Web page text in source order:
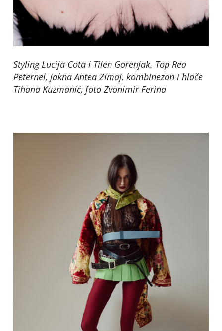
Styling Lucija Cota i Tilen Gorenjak. Top Rea
Peternel, jakna Antea Zimaj, kombinezon i hlače
Tihana Kuzmanić, foto Zvonimir Ferina